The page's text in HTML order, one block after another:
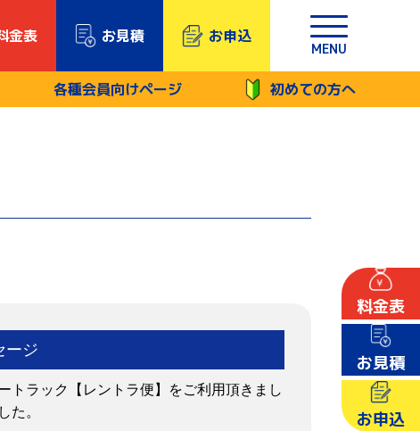
料金表
お見積
お申込
金表 お見積 お申込
MENU
各種会員向けページ 初めての方へ
ージ
トラック【レントラ便】をご利用頂きまし
た。